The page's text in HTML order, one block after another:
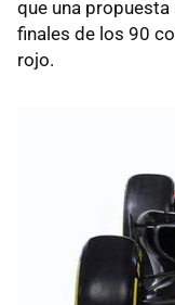
que una
finales de los 90
rojo.